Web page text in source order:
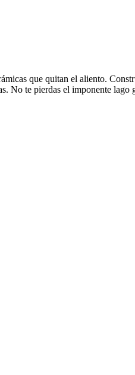
que quitan el aliento.
No te pierdas el imponente